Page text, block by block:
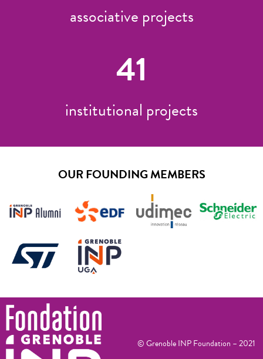
associative projects
41
institutional projects
OUR FOUNDING MEMBERS
© Grenoble INP Foundation – 2021